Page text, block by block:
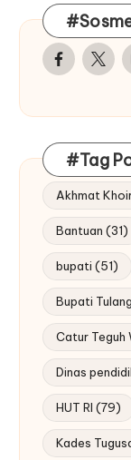
Facebook
#Tag
Akhmat
Bantuan (31)
bupati (51)
Bupati
Catur Teguh
Dinas
HUT RI (79)
Kades